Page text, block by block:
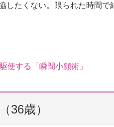
したくない。限られた時間で
使する「瞬間小顔術」
36歳）